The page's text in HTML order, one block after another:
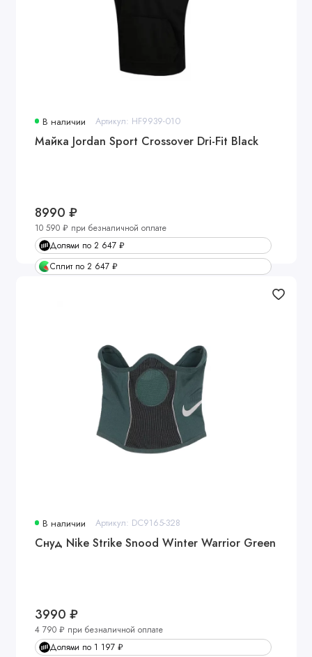
В наличии Артикул: HF9939-010
Майка Jordan Sport Crossover Dri-Fit Black
8990 ₽
10 590 ₽ при безналичной оплате
Долями по 2 647 ₽
Сплит по 2 647 ₽
В наличии Артикул: DC9165-328
Снуд Nike Strike Snood Winter Warrior Green
3990 ₽
4 790 ₽ при безналичной оплате
Долями по 1 197 ₽